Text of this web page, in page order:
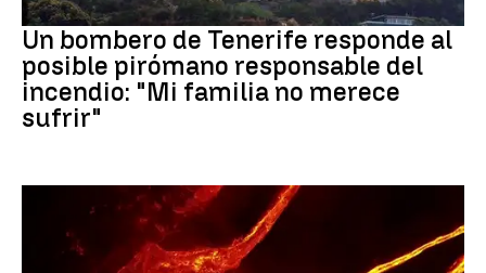
Incendios
Un bombero de Tenerife responde al
posible pirómano responsable del
incendio: "Mi familia no merece
sufrir"